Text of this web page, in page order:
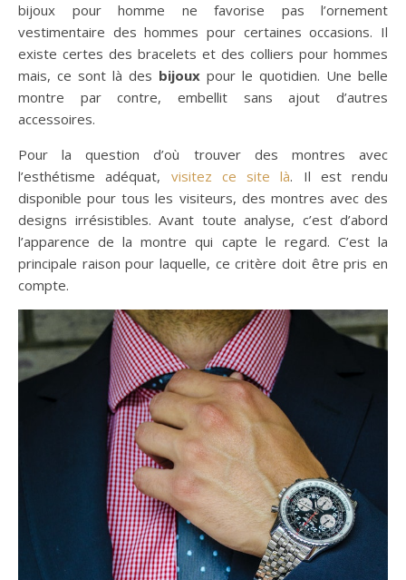
bijoux pour homme ne favorise pas l’ornement
vestimentaire des hommes pour certaines occasions. Il
existe certes des bracelets et des colliers pour hommes
mais, ce sont là des bijoux pour le quotidien. Une belle
montre par contre, embellit sans ajout d’autres
accessoires.
Pour la question d’où trouver des montres avec
l’esthétisme adéquat, visitez ce site là. Il est rendu
disponible pour tous les visiteurs, des montres avec des
designs irrésistibles. Avant toute analyse, c’est d’abord
l’apparence de la montre qui capte le regard. C’est la
principale raison pour laquelle, ce critère doit être pris en
compte.